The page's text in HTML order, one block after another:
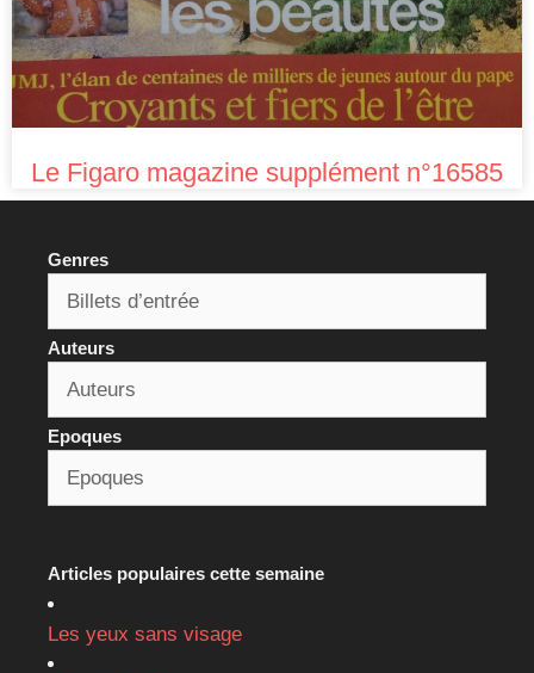
Le Figaro magazine supplément n°16585
Genres
Auteurs
Epoques
Articles populaires cette semaine
Les yeux sans visage